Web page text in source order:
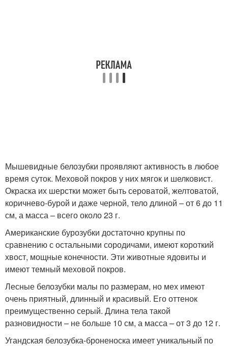
Мышевидные белозубки проявляют активность в любое
время суток. Меховой покров у них мягок и шелковист.
Окраска их шерстки может быть сероватой, желтоватой,
коричнево-бурой и даже черной, тело длиной – от 6 до 11
см, а масса – всего около 23 г.
Американские бурозубки достаточно крупны по
сравнению с остальными сородичами, имеют короткий
хвост, мощные конечности. Эти животные ядовиты и
имеют темный меховой покров.
Лесные белозубки малы по размерам, но мех имеют
очень приятный, длинный и красивый. Его оттенок
преимущественно серый. Длина тела такой
разновидности – не больше 10 см, а масса – от 3 до 12 г.
Угандская белозубка-броненоска имеет уникальный по